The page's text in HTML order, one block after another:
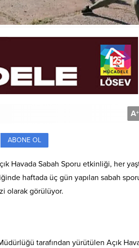
A+
ABONE OL
Havada Sabah Sporu etkinliği, her
haftada üç gün yapılan sabah
olarak görülüyor.
tarafından yürütülen Açık